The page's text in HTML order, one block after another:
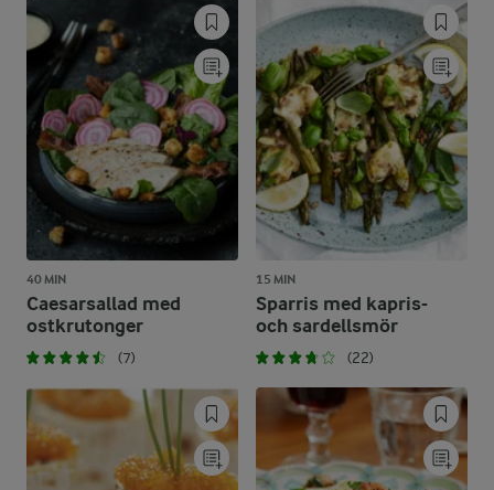
40 MIN
Caesarsallad med
ostkrutonger
(7)
15 MIN
Sparris med kapris-
och sardellsmör
(22)